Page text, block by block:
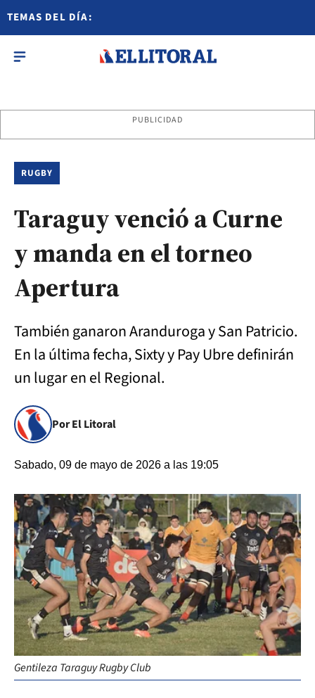
TEMAS DEL DÍA:
PUBLICIDAD
RUGBY
Taraguy venció a Curne
y manda en el torneo
Apertura
También ganaron Aranduroga y San Patricio.
En la última fecha, Sixty y Pay Ubre definirán
un lugar en el Regional.
Por El Litoral
Sabado, 09 de mayo de 2026 a las 19:05
Gentileza Taraguy Rugby Club